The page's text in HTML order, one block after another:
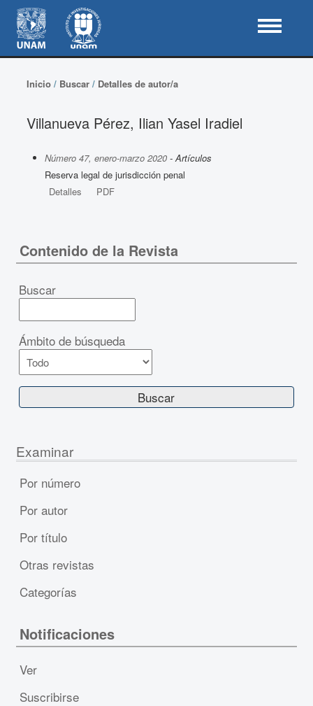
Inicio/ Buscar/ Detalles de autor/a
Villanueva Pérez, Ilian Yasel Iradiel
Número 47, enero-marzo 2020- Artículos
Reserva legal de jurisdicción penal
Detalles
PDF
Contenido de la Revista
Buscar
Ámbito de búsqueda
Examinar
Por número
Por autor
Por título
Otras revistas
Categorías
Notificaciones
Ver
Suscribirse